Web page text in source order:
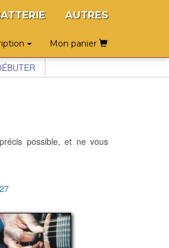
AUTRES
Mon panier
possible, et ne vous
27